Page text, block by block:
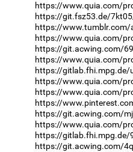
https://www.quia.com/
https://git.fsz53.de/
https://www.tumblr.com/
https://www.quia.com/
https://git.acwing.com/
https://www.quia.com/
https://
https://www.quia.com/
https://www.quia.com/
https://
https://git.acwing.com/
https://www.quia.com/
https://
https://git.acwing.com/